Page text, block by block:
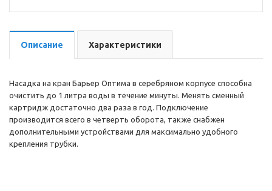
Описание Характеристики
Насадка на кран Барьер Оптима в серебряном корпусе способна
очистить до 1 литра воды в течение минуты. Менять сменный
картридж достаточно два раза в год. Подключение
производится всего в четверть оборота, также снабжен
дополнительными устройствами для максимально удобного
крепления трубки.